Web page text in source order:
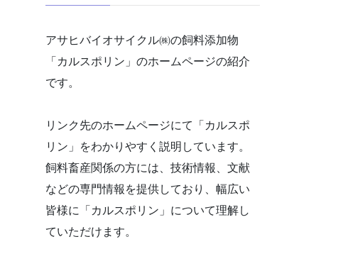
アサヒバイオサイクル㈱の飼料添加物
「カルスポリン」のホームページの紹介
です。
リンク先のホームページにて「カルスポ
リン」をわかりやすく説明しています。
飼料畜産関係の方には、技術情報、文献
などの専門情報を提供しており、幅広い
皆様に「カルスポリン」について理解し
ていただけます。